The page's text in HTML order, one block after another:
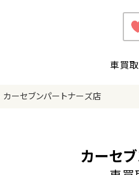
車買取
カーセブンパートナーズ店
カーセ